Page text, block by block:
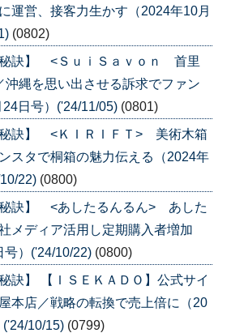
運営、接客力生かす（2024年10月
(0802)
秘訣】 <ＳｕｉＳａｖｏｎ 首里
縄を思い出させる訴求でファン
日号）('24/11/05) (0801)
秘訣】 <ＫＩＲＩＦＴ> 美術木箱
スタで桐箱の魅力伝える（2024年
22) (0800)
秘訣】 <あしたるんるん> あした
メディア活用し定期購入者増加
号）('24/10/22) (0800)
訣】 【ＩＳＥＫＡＤＯ】公式サイ
本店／戦略の転換で売上倍に（20
10/15) (0799)